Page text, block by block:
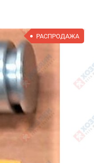
РАСПРОДАЖА